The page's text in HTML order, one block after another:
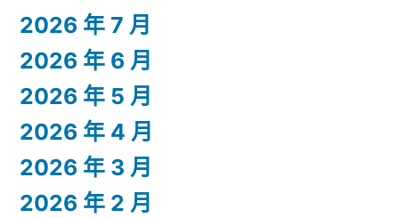
2026 年 7 月
2026 年 6 月
2026 年 5 月
2026 年 4 月
2026 年 3 月
2026 年 2 月